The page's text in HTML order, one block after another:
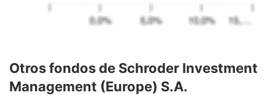
Otros fondos de Schroder Investment
Management (Europe) S.A.